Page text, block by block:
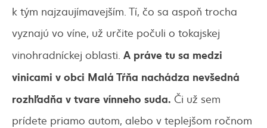
k tým najzaujímavejším. Tí, čo sa aspoň trocha
vyznajú vo víne, už určite počuli o tokajskej
vinohradníckej oblasti. A práve tu sa medzi
vinicami v obci Malá Tŕňa nachádza nevšedná
rozhľadňa v tvare vínneho suda. Či už sem
prídete priamo autom, alebo v teplejšom ročnom